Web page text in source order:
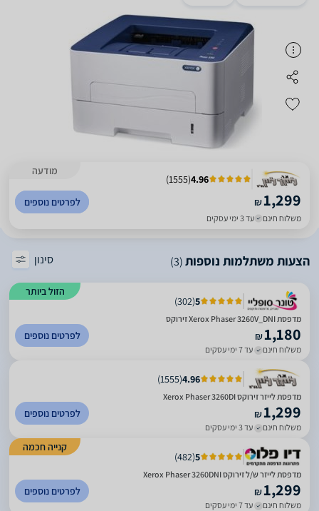
מודעה
4.96
(
1555
)
₪1,299
משלוח חינם עד 3 ימי עסקים
לפרטים נוספים
הצעות משתלמות נוספות(3) סינון
הזול ביותר
5
(
302
)
מדפסת Xerox Phaser 3260V_DNI זירוקס
₪1,180
משלוח חינם עד 7 ימי עסקים
לפרטים נוספים
4.96
(
1555
)
מדפסת לייזר זירוקס Xerox Phaser 3260DI
₪1,299
משלוח חינם עד 3 ימי עסקים
לפרטים נוספים
קנייה חכמה
5
(
482
)
מדפסת לייזר ש/ל זירוקס Xerox Phaser 3260DNI
₪1,299
משלוח חינם עד 7 ימי עסקים
לפרטים נוספים